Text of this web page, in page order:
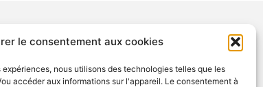
le consentement aux cookies
expériences, nous utilisons des technologies telles que les
accéder aux informations sur l'appareil. Le consentement à